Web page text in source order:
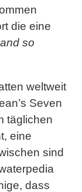
die eine
so
weltweit
Seven
täglichen
eine
sind
dass